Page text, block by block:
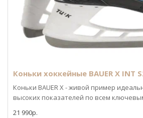
Коньки хоккейные BAUER X INT
Коньки BAUER X - живой пример
высоких показателей по всем
21 990р.